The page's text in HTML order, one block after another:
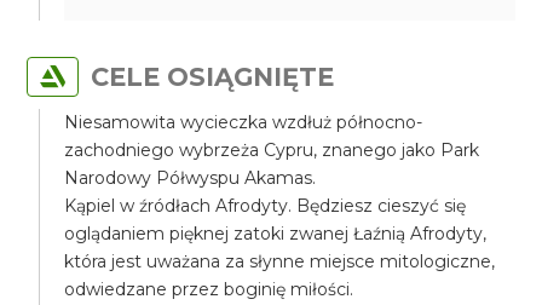
CELE OSIĄGNIĘTE
Niesamowita wycieczka wzdłuż północno-
zachodniego wybrzeża Cypru, znanego jako Park
Narodowy Półwyspu Akamas.
Kąpiel w źródłach Afrodyty. Będziesz cieszyć się
oglądaniem pięknej zatoki zwanej Łaźnią Afrodyty,
która jest uważana za słynne miejsce mitologiczne,
odwiedzane przez boginię miłości.